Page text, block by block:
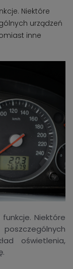
Niektóre
urządzeń
inne
Niektóre
oświetlenia,